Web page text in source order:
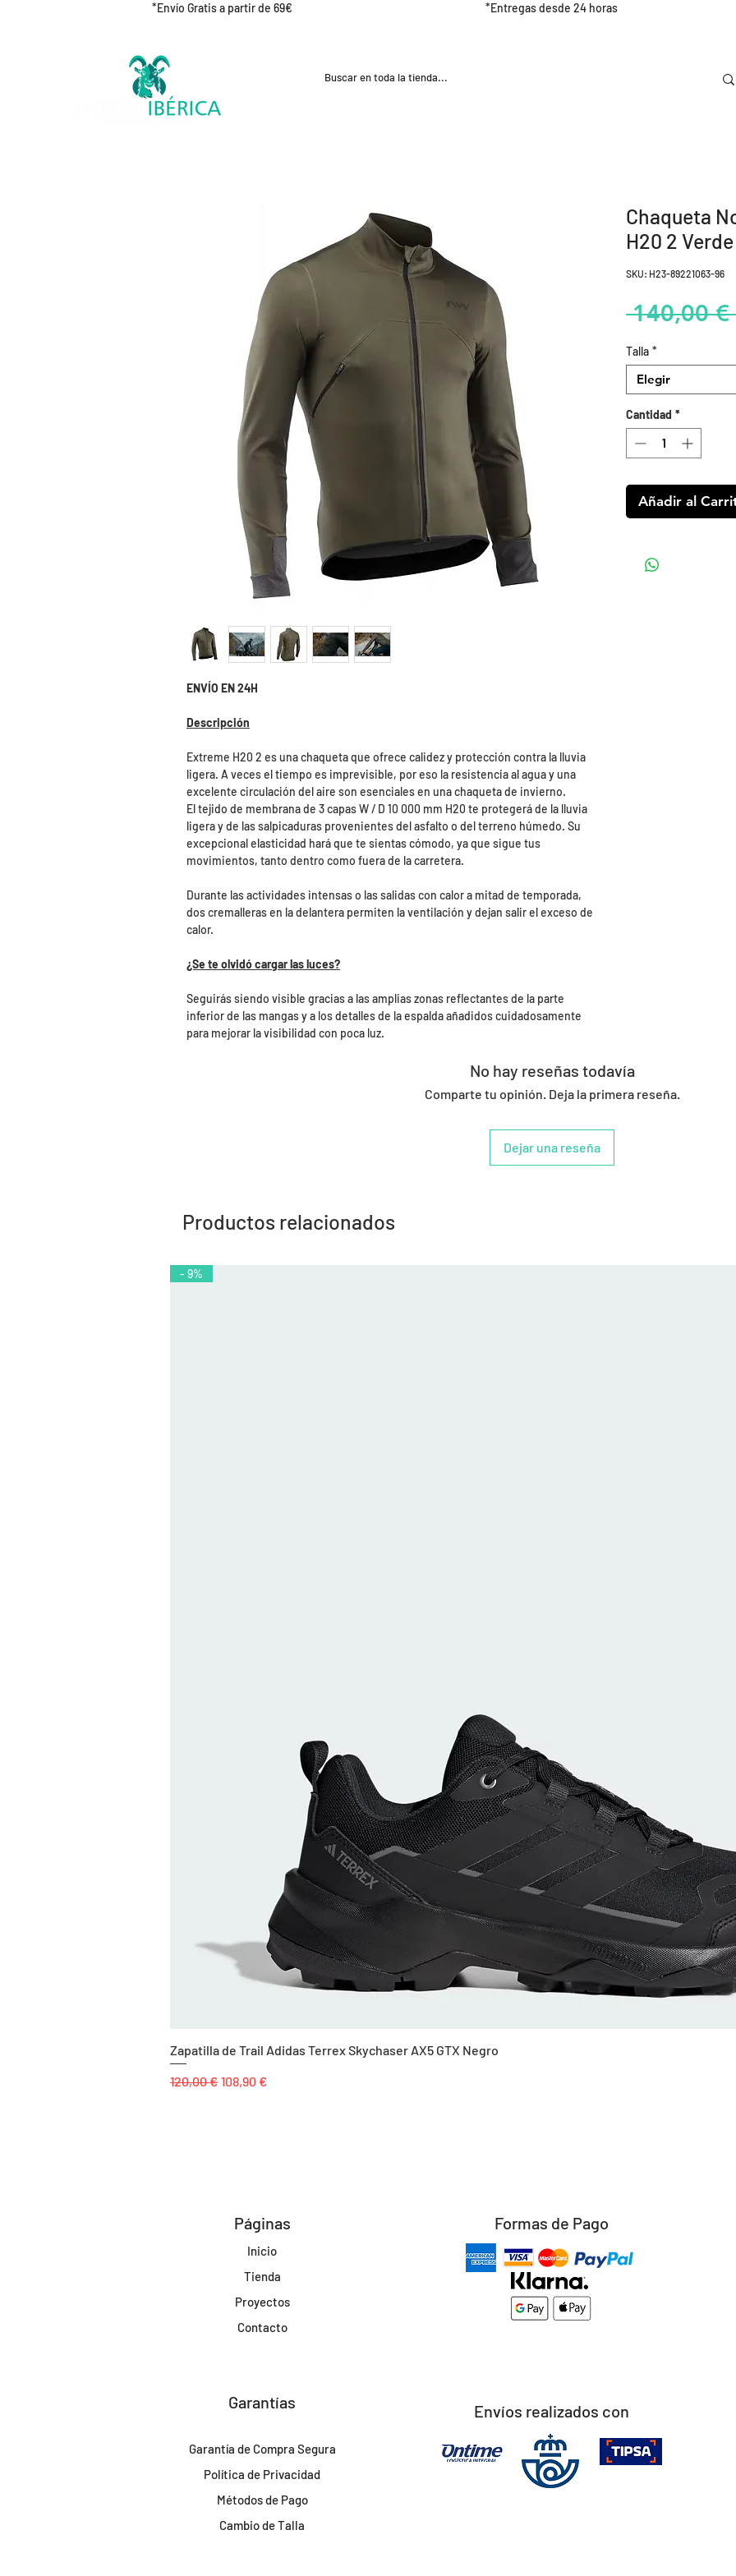
*Envío Gratis a partir de 69€ *Entregas desde 24 horas
ENVÍO EN 24H
Descripción
Extreme H20 2 es una chaqueta que ofrece calidez y protección contra la lluvia
ligera. A veces el tiempo es imprevisible, por eso la resistencia al agua y una
excelente circulación del aire son esenciales en una chaqueta de invierno.
El tejido de membrana de 3 capas W / D 10 000 mm H20 te protegerá de la lluvia
ligera y de las salpicaduras provenientes del asfalto o del terreno húmedo. Su
excepcional elasticidad hará que te sientas cómodo, ya que sigue tus
movimientos, tanto dentro como fuera de la carretera.
Durante las actividades intensas o las salidas con calor a mitad de temporada,
dos cremalleras en la delantera permiten la ventilación y dejan salir el exceso de
calor.
¿Se te olvidó cargar las luces?
Seguirás siendo visible gracias a las amplias zonas reflectantes de la parte
inferior de las mangas y a los detalles de la espalda añadidos cuidadosamente
para mejorar la visibilidad con poca luz.
Chaqueta
H20 2
SKU: H23-89221063-96
140,00 €
Talla *
Elegir
Cantidad *
Añadir al
No hay reseñas todavía
Comparte tu opinión. Deja la primera reseña.
Dejar una reseña
Productos relacionados
- 9%
Zapatilla de Trail Adidas Terrex Skychaser AX5 GTX Negro
Precio
120,00 € Precio de oferta
108,90 €
Páginas
Inicio
Tienda
Proyectos
Contacto
Garantías
Garantía de Compra Segura
Política de Privacidad
Métodos de Pago
Cambio de Talla
Formas de Pago
Envíos realizados con